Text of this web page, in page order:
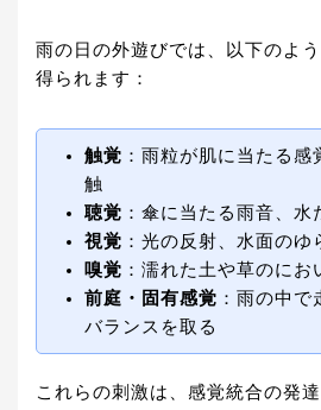
雨の日の外遊びでは、以下のよ
得られます：
触覚 ：雨粒が肌に当たる
触
聴覚 ：傘に当たる雨音、水
視覚 ：光の反射、水面のゆ
嗅覚 ：濡れた土や草のにお
前庭・固有感覚 ：雨の中
バランスを取る
これらの刺激は、感覚統合の発